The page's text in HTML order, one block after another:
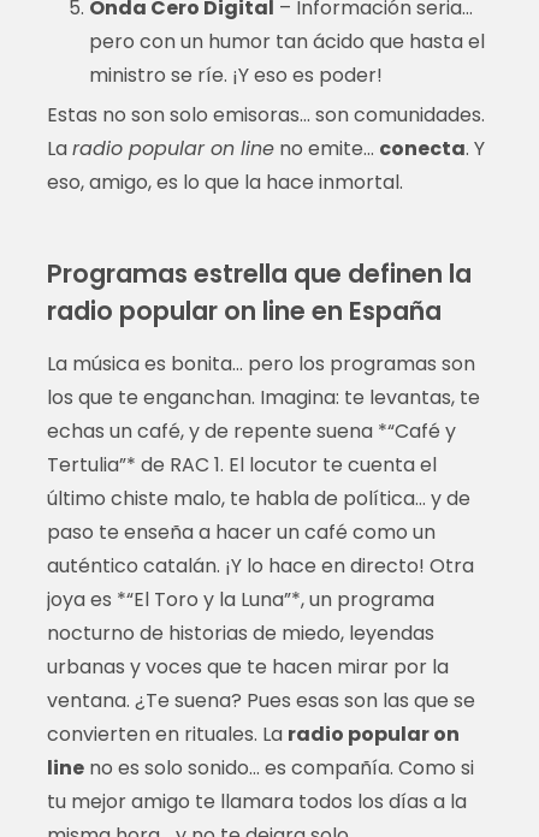
Onda Cero Digital – Información seria…
pero con un humor tan ácido que hasta el
ministro se ríe. ¡Y eso es poder!
Estas no son solo emisoras… son comunidades.
Laradio popular on lineno emite… conecta. Y
eso, amigo, es lo que la hace inmortal.
Programas estrella que definen la
radio popular on line en España
La música es bonita… pero los programas son
los que te enganchan. Imagina: te levantas, te
echas un café, y de repente suena *“Café y
Tertulia”* de RAC 1. El locutor te cuenta el
último chiste malo, te habla de política… y de
paso te enseña a hacer un café como un
auténtico catalán. ¡Y lo hace en directo! Otra
joya es *“El Toro y la Luna”*, un programa
nocturno de historias de miedo, leyendas
urbanas y voces que te hacen mirar por la
ventana. ¿Te suena? Pues esas son las que se
convierten en rituales. La radio popular on
lineno es solo sonido… es compañía. Como si
tu mejor amigo te llamara todos los días a la